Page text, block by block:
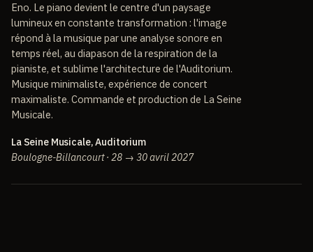
Eno. Le piano devient le centre d'un paysage
lumineux en constante transformation : l'image
répond à la musique par une analyse sonore en
temps réel, au diapason de la respiration de la
pianiste, et sublime l'architecture de l'Auditorium.
Musique minimaliste, expérience de concert
maximaliste. Commande et production de La Seine
Musicale.
La Seine Musicale, Auditorium
Boulogne-Billancourt · 28 → 30 avril 2027